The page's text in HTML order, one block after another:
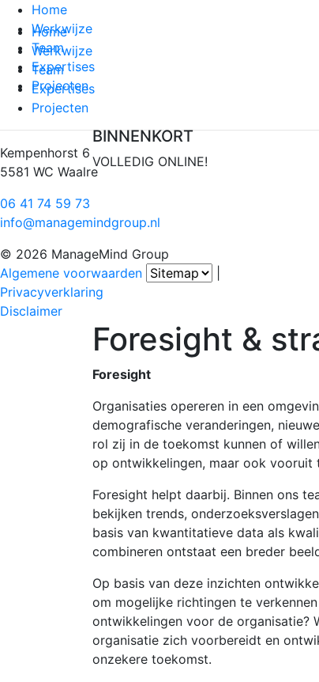
Home
Werkwijze
Team
Expertises
Projecten
Kempenhorst 6
5581 WC Waalre
06 41 74 59 73
info@managemindgroup.nl
© 2026 ManageMind Group
Algemene voorwaarden
Privacyverklaring
Disclaimer
Home
Werkwijze
Team
Expertises
Projecten
BINNENKORT
VOLLEDIG ONLINE!
Foresight &
Foresight
Organisaties opereren in een
demografische veranderingen,
rol zij in de toekomst kunnen of
op ontwikkelingen, maar ook vooruit
Foresight helpt daarbij. Binnen ons
bekijken trends,
basis van kwantitatieve data als
combineren ontstaat een breder
Op basis van deze inzichten
om mogelijke richtingen te
ontwikkelingen voor de organisatie?
organisatie zich voorbereidt en
onzekere toekomst.